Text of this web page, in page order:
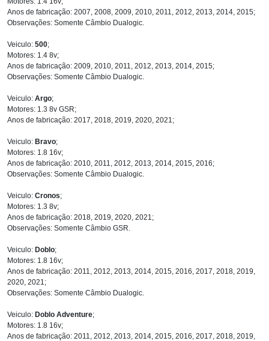
Anos de fabricação: 2007, 2008, 2009, 2010, 2011, 2012, 2013, 2014, 2015;
Observações: Somente Câmbio Dualogic.
Veiculo: 500;
Motores: 1.4 8v;
Anos de fabricação: 2009, 2010, 2011, 2012, 2013, 2014, 2015;
Observações: Somente Câmbio Dualogic.
Veiculo: Argo;
Motores: 1.3 8v GSR;
Anos de fabricação: 2017, 2018, 2019, 2020, 2021;
Veiculo: Bravo;
Motores: 1.8 16v;
Anos de fabricação: 2010, 2011, 2012, 2013, 2014, 2015, 2016;
Observações: Somente Câmbio Dualogic.
Veiculo: Cronos;
Motores: 1.3 8v;
Anos de fabricação: 2018, 2019, 2020, 2021;
Observações: Somente Câmbio GSR.
Veiculo: Doblo;
Motores: 1.8 16v;
Anos de fabricação: 2011, 2012, 2013, 2014, 2015, 2016, 2017, 2018, 2019,
2020, 2021;
Observações: Somente Câmbio Dualogic.
Veiculo: Doblo Adventure;
Motores: 1.8 16v;
Anos de fabricação: 2011, 2012, 2013, 2014, 2015, 2016, 2017, 2018, 2019,